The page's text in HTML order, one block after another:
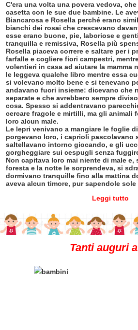
C'era una volta una povera vedova,
casetta con le sue due bambine. Le
Biancarosa e Rosella perché erano
bianchi dei rosai che crescevano
esse erano buone, pie, laboriose e
tranquilla e remissiva, Rosella più
Rosella piaceva correre e saltare per i
farfalle e cogliere fiori campestri,
volentieri in casa ad aiutare la mamma
le leggeva qualche libro mentre essa
si volevano molto bene e si tenevano
andavano fuori insieme: dicevano che
separate e che avrebbero sempre
cosa. Spesso si addentravano
cercare fragole e mirtilli, ma gli animali
loro alcun male.
Le lepri venivano a mangiare le foglie
porgevano loro, i caprioli pascolavano
saltellavano intorno giocando, e gli
gorgheggiare sui cespugli senza
Non capitava loro mai niente di male
foresta e la notte le sorprendeva, si
dormivano tranquille fino alla mattina
aveva alcun timore, pur sapendole
Leggi tutto
Tanti auguri